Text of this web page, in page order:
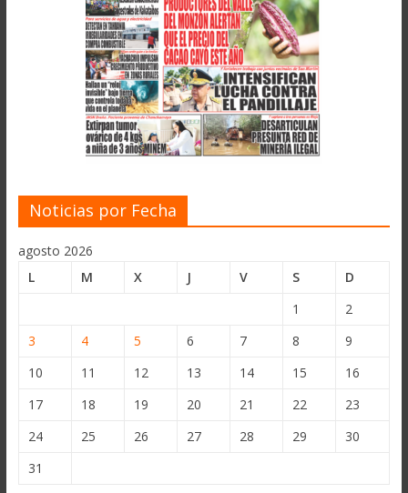
Noticias por Fecha
agosto 2026
L
M X J V S
D
1
2
3
4 5 6 7 8
9
10
11 12 13 14 15
16
17
18 19 20 21 22
23
24
25 26 27 28 29
30
31